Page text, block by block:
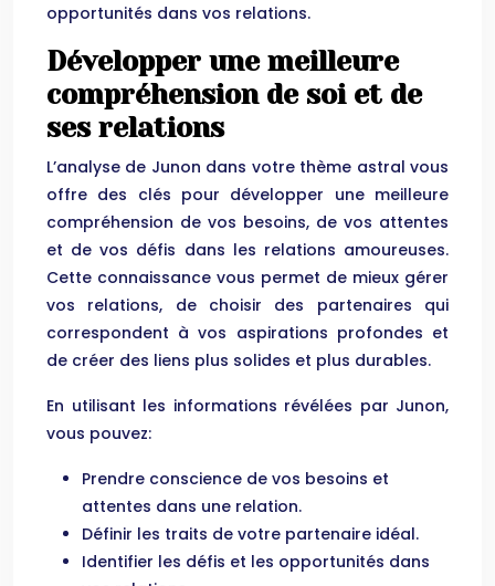
opportunités dans vos relations.
Développer une meilleure
compréhension de soi et de
ses relations
L’analyse de Junon dans votre thème astral vous
offre des clés pour développer une meilleure
compréhension de vos besoins, de vos attentes
et de vos défis dans les relations amoureuses.
Cette connaissance vous permet de mieux gérer
vos relations, de choisir des partenaires qui
correspondent à vos aspirations profondes et
de créer des liens plus solides et plus durables.
En utilisant les informations révélées par Junon,
vous pouvez:
Prendre conscience de vos besoins et
attentes dans une relation.
Définir les traits de votre partenaire idéal.
Identifier les défis et les opportunités dans